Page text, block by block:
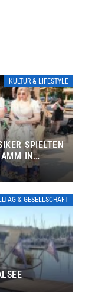
KULTUR & LIFESTYLE
SPIELTEN
IN
& GESELLSCHAFT